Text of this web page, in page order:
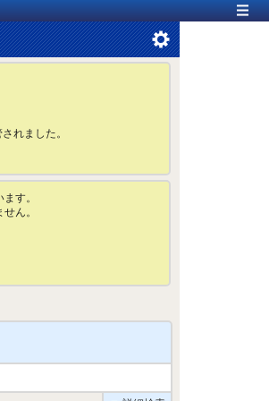
れました。
す。
ん。